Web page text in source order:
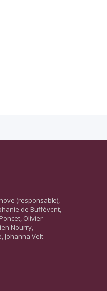
(responsable),
de Buffévent,
Olivier
Nourry,
Johanna Velt